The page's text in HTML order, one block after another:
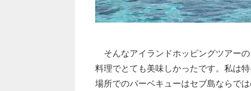
そんなアイランドホッピングツアー
料理でとても美味しかったです。私は
場所でのバーベキューはセブ島ならで